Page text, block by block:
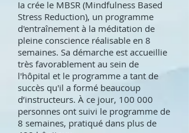
Ia crée le MBSR (Mindfulness Based
Stress Reduction), un programme
d'entraînement à la méditation de
pleine conscience réalisable en 8
semaines. Sa démarche est accueillie
très favorablement au sein de
l'hôpital et le programme a tant de
succès qu'il a formé beaucoup
d’instructeurs. À ce jour, 100 000
personnes ont suivi le programme de
8 semaines, pratiqué dans plus de